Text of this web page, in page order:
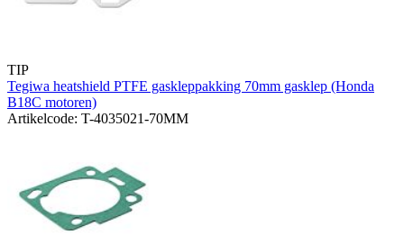
TIP
Tegiwa heatshield PTFE gaskleppakking 70mm gasklep (Honda
B18C motoren)
Artikelcode: T-4035021-70MM